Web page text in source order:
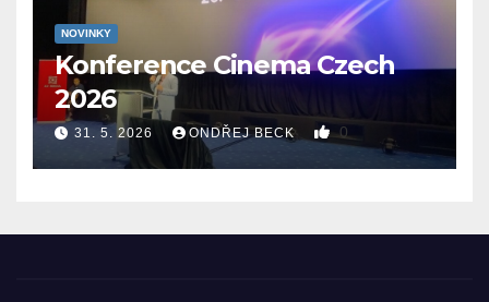
NOVINKY
Konference Cinema Czech
2026
31. 5. 2026 ONDŘEJ BECK 0